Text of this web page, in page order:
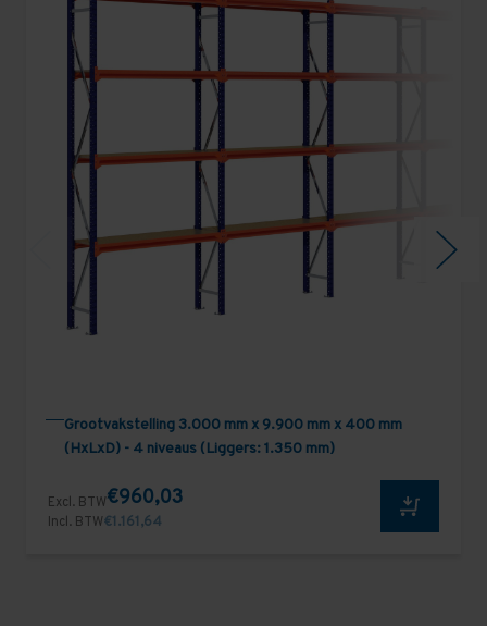
Grootvakstelling 3.000 mm x 9.900 mm x 400 mm
(HxLxD) - 4 niveaus (Liggers: 1.350 mm)
Excl. BTW€960,03
Incl. BTW€1.161,64